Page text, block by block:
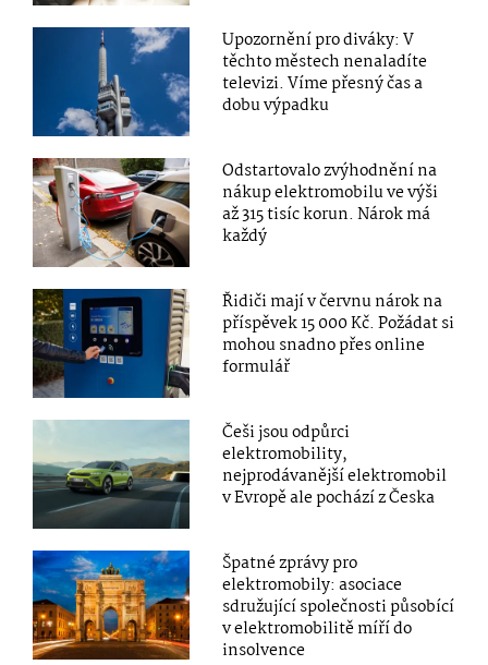
Upozornění pro diváky: V
těchto městech nenaladíte
televizi. Víme přesný čas a
dobu výpadku
Odstartovalo zvýhodnění na
nákup elektromobilu ve výši
až 315 tisíc korun. Nárok má
každý
Řidiči mají v červnu nárok na
příspěvek 15 000 Kč. Požádat si
mohou snadno přes online
formulář
Češi jsou odpůrci
elektromobility,
nejprodávanější elektromobil
v Evropě ale pochází z Česka
Špatné zprávy pro
elektromobily: asociace
sdružující společnosti působící
v elektromobilitě míří do
insolvence